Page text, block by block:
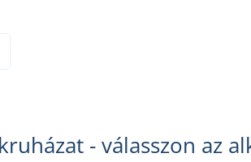
- válasszon az